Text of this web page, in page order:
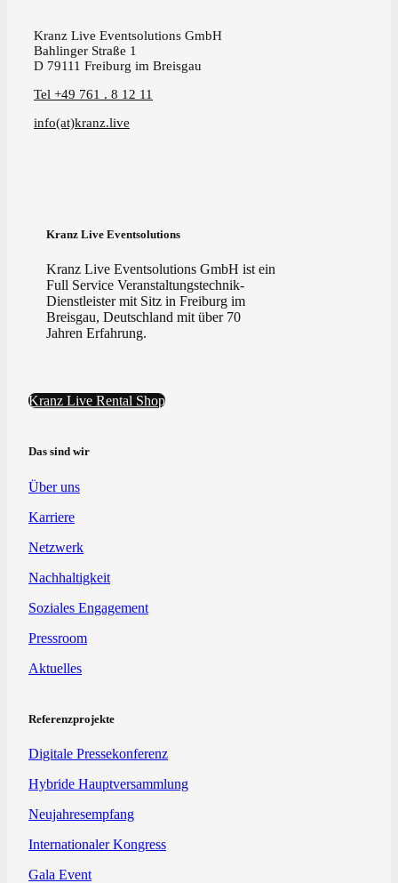
Kranz Live Eventsolutions GmbH
Bahlinger Straße 1
D 79111 Freiburg im Breisgau
Tel +49 761 . 8 12 11
info(at)kranz.live
Kranz Live Eventsolutions
Kranz Live Eventsolutions GmbH ist ein
Full Service Veranstaltungstechnik-
Dienstleister mit Sitz in Freiburg im
Breisgau, Deutschland mit über 70
Jahren Erfahrung.
Kranz Live Rental Shop
Das sind wir
Über uns
Karriere
Netzwerk
Nachhaltigkeit
Soziales Engagement
Pressroom
Aktuelles
Referenzprojekte
Digitale Pressekonferenz
Hybride Hauptversammlung
Neujahresempfang
Internationaler Kongress
Gala Event